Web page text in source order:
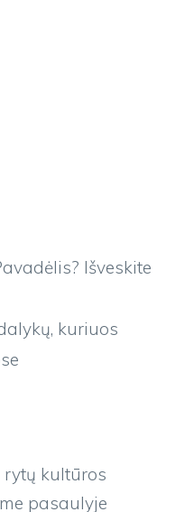
Išveskite
kuriuos
kultūros
pasaulyje